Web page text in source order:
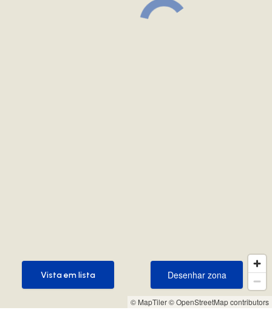
© MapTiler© OpenStreetMap contributors
Desenhar zona
Desenhar zona
Vista em lista
Vista em lista